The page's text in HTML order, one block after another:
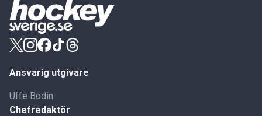
Ansvarig utgivare
Uffe Bodin
Chefredaktör